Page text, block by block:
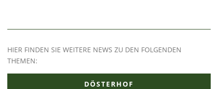
HIER FINDEN SIE WEITERE NEWS ZU DEN FOLGENDEN
THEMEN:
DÖSTERHOF